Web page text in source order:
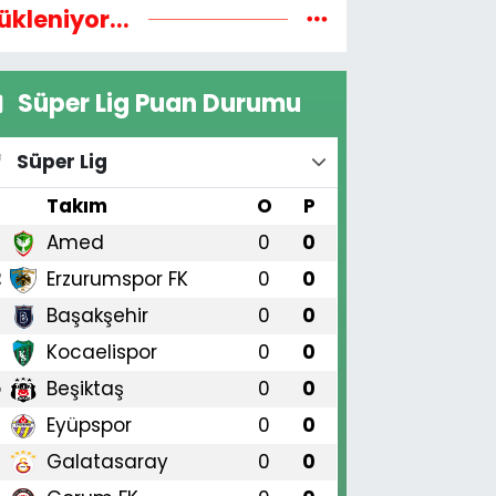
Süper Lig Puan Durumu
Süper Lig
Takım O P
Amed 0 0
Erzurumspor FK 0 0
Başakşehir 0 0
Kocaelispor 0 0
Beşiktaş 0 0
Eyüpspor 0 0
Galatasaray 0 0